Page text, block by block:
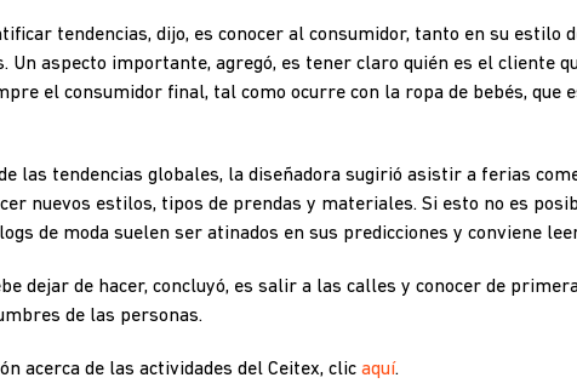
tendencias, dijo, es conocer al consumidor, tanto en su estilo
Un aspecto importante, agregó, es tener claro quién es el cliente
el consumidor final, tal como ocurre con la ropa de bebés, que
las tendencias globales, la diseñadora sugirió asistir a ferias
nuevos estilos, tipos de prendas y materiales. Si esto no es
de moda suelen ser atinados en sus predicciones y conviene
dejar de hacer, concluyó, es salir a las calles y conocer de
de las personas.
acerca de las actividades del Ceitex, clic aquí.